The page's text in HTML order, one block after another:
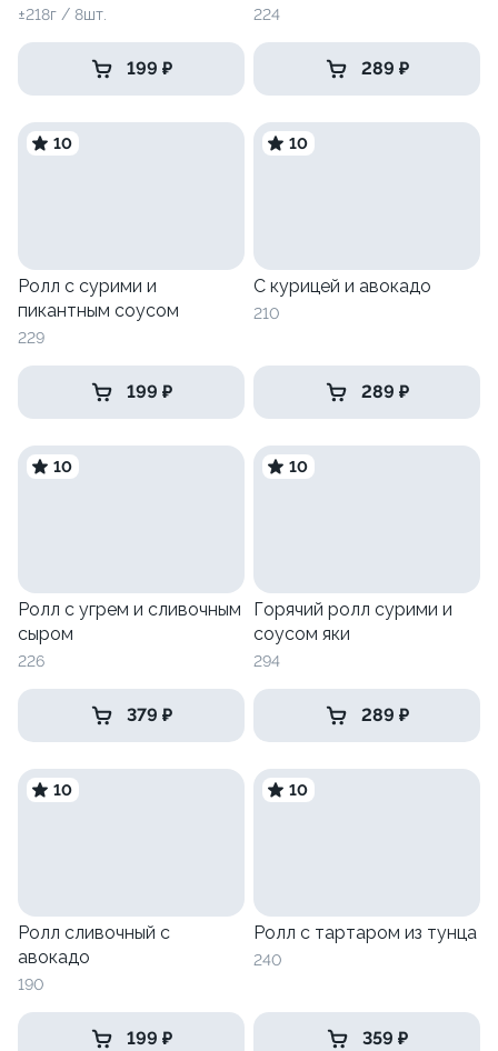
±218г / 8шт.
199 ₽
224
289 ₽
10
Ролл с сурими и
пикантным соусом
229
199 ₽
10
С курицей и авокадо
210
289 ₽
10
Ролл с угрем и сливочным
сыром
226
379 ₽
10
Горячий ролл сурими и
соусом яки
294
289 ₽
10
Ролл сливочный с
авокадо
190
199 ₽
10
Ролл с тартаром из тунца
240
359 ₽